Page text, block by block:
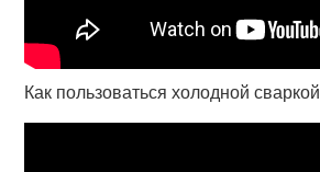
Как пользоваться холодной сваркой